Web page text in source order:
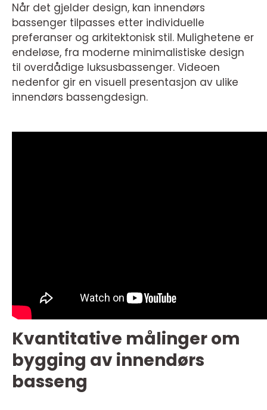
Når det gjelder design, kan innendørs
bassenger tilpasses etter individuelle
preferanser og arkitektonisk stil. Mulighetene er
endeløse, fra moderne minimalistiske design
til overdådige luksusbassenger. Videoen
nedenfor gir en visuell presentasjon av ulike
innendørs bassengdesign.
Kvantitative målinger om
bygging av innendørs
basseng